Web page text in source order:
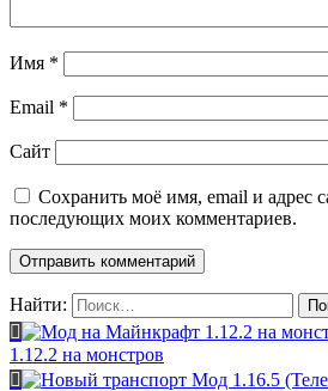
Имя *
Email *
Сайт
Сохранить моё имя, email и адрес
последующих моих комментариев.
Найти:
1.12.2 на монстров